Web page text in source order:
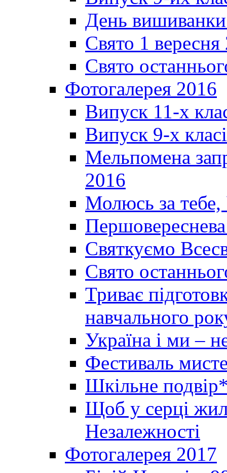
День
Свято 1 вересня
Свято
Фотогалерея 2016
Випуск 11-х
Випуск 9-х
Мельпомена
2016
Молюсь за тебе,
Святкуємо
Свято
Триває
навчального
Україна і ми –
Фестиваль
Шкільне
Щоб у серці
Незалежності
Фотогалерея 2017